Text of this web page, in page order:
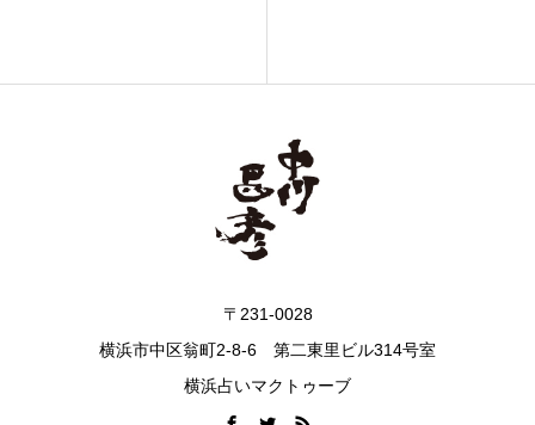
〒231-0028
横浜市中区翁町2-8-6 第二東里ビル314号室
横浜占いマクトゥーブ